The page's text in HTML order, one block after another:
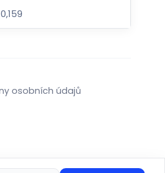
0,159
osobních údajů